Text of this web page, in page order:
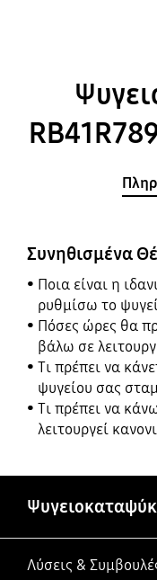
Συνηθισμένα
Ποια είναι η
ρυθμίσω το
Πόσες ώρες θα
βάλω σε
Τι πρέπει να
ψυγείου σας
Τι πρέπει να
λειτουργεί
Λύσεις &